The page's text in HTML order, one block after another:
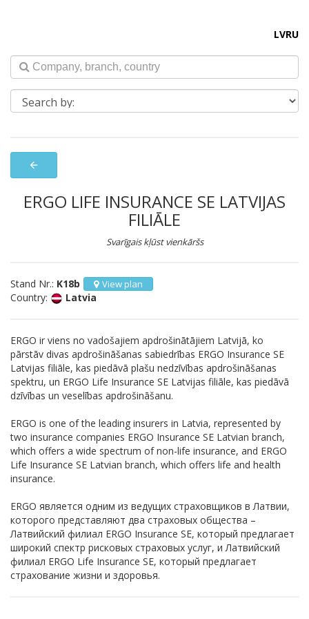
LVRU
arrow_back
ERGO LIFE INSURANCE SE LATVIJAS
FILIĀLE
Svarīgais kļūst vienkāršs
Stand Nr.: K18b View plan
Country: Latvia
ERGO ir viens no vadošajiem apdrošinātājiem Latvijā, ko
pārstāv divas apdrošināšanas sabiedrības ERGO Insurance SE
Latvijas filiāle, kas piedāvā plašu nedzīvības apdrošināšanas
spektru, un ERGO Life Insurance SE Latvijas filiāle, kas piedāvā
dzīvības un veselības apdrošināšanu.
ERGO is one of the leading insurers in Latvia, represented by
two insurance companies ERGO Insurance SE Latvian branch,
which offers a wide spectrum of non-life insurance, and ERGO
Life Insurance SE Latvian branch, which offers life and health
insurance.
ERGO является одним из ведущих страховщиков в Латвии,
которого представляют два страховых общества –
Латвийский филиал ERGO Insurance SE, который предлагает
широкий спектр рисковых страховых услуг, и Латвийский
филиал ERGO Life Insurance SE, который предлагает
страхование жизни и здоровья.